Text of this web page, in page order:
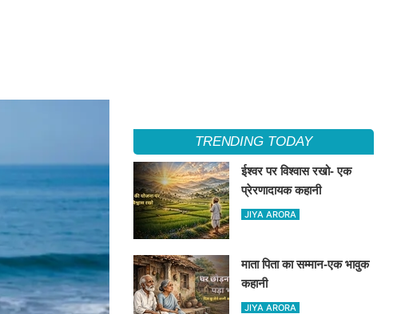
TRENDING TODAY
ईश्वर पर विश्वास रखो- एक
प्रेरणादायक कहानी
JIYA ARORA
माता पिता का सम्मान-एक भावुक
कहानी
JIYA ARORA